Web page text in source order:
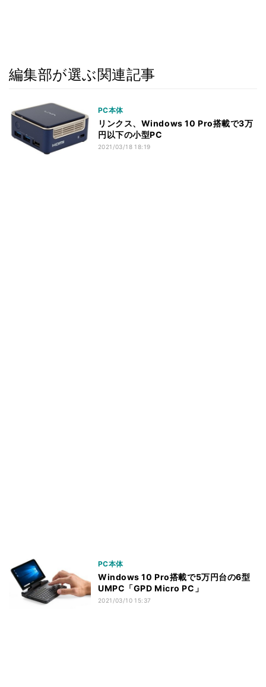
編集部が選ぶ関連記事
PC本体
リンクス、Windows 10 Pro搭載で3万
円以下の小型PC
2021/03/18 18:19
PC本体
Windows 10 Pro搭載で5万円台の6型
UMPC「GPD Micro PC」
2021/03/10 15:37